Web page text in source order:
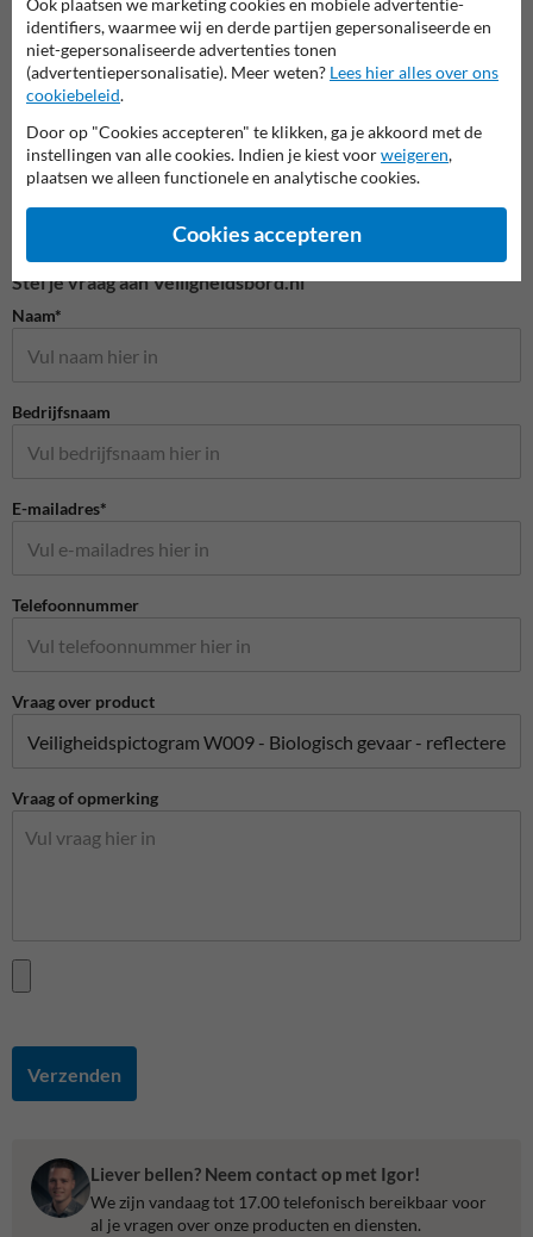
Veiligheidspictogrammen
Stel je vraag aan Veiligheidsbord.nl
Naam*
Bedrijfsnaam
E-mailadres*
Telefoonnummer
Vraag over product
Vraag of opmerking
Verzenden
Liever bellen? Neem contact op met Igor!
We zijn vandaag tot 17.00 telefonisch bereikbaar voor
al je vragen over onze producten en diensten.
identifiers, waarmee wij en derde partijen gepersonaliseerde en
niet-gepersonaliseerde advertenties tonen
(advertentiepersonalisatie). Meer weten? Lees hier alles over ons
cookiebeleid.
Door op "Cookies accepteren" te klikken, ga je akkoord met de
instellingen van alle cookies. Indien je kiest voorweigeren,
plaatsen we alleen functionele en analytische cookies.
Cookies accepteren